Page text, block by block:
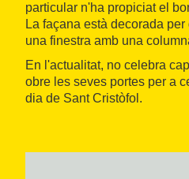
particular n'ha propiciat el
La façana està decorada per
una finestra amb una
En l'actualitat, no celebra
obre les seves portes per a
dia de Sant Cristòfol.